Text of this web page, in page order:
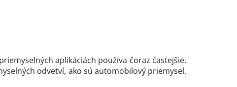
aplikáciách používa čoraz častejšie.
odvetví, ako sú automobilový priemysel,